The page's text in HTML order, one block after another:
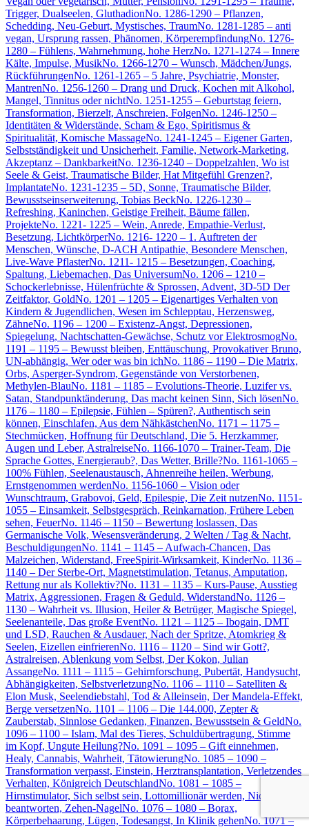
Trigger, Dualseelen, GluthadionNo. 1286-1290 – Pflanzen,
Schedding, Neu-Geburt, Mystisches, TraumNo. 1281-1285 – anti
vegan, Ursprung rassen, Phänomen, KörperempfindungNo. 1276-
1280 – Fühlens, Wahrnehmung, hohe HerzNo. 1271-1274 – Innere
Kälte, Impulse, MusikNo. 1266-1270 – Wunsch, Mädchen/Jungs,
RückführungenNo. 1261-1265 – 5 Jahre, Psychiatrie, Monster,
MantrenNo. 1256-1260 – Drang und Druck, Kochen mit Alkohol,
Mangel, Tinnitus oder nichtNo. 1251-1255 – Geburtstag feiern,
Transformation, Bierzelt, Anschreien, FolgenNo. 1246-1250 –
Identitäten & Widerstände, Scham & Ego, Spiritismus &
Spiritualität, Komische MassageNo. 1241-1245 – Eigener Garten,
Selbstständigkeit und Unsicherheit, Familie, Network-Marketing,
Akzeptanz – DankbarkeitNo. 1236-1240 – Doppelzahlen, Wo ist
Seele & Geist, Traumatische Bilder, Hat Mitgefühl Grenzen?,
ImplantateNo. 1231-1235 – 5D, Sonne, Traumatische Bilder,
Bewusstseinserweiterung, Tobias BeckNo. 1226-1230 –
Refreshing, Kaninchen, Geistige Freiheit, Bäume fällen,
ProjekteNo. 1221- 1225 – Wein, Anrede, Empathie-Verlust,
Besetzung, LichtkörperNo. 1216- 1220 – 1. Auftreten der
Menschen, Wünsche, D-ACH Antipathie, Besondere Menschen,
Live-Wave PflasterNo. 1211- 1215 – Besetzungen, Coaching,
Spaltung, Liebemachen, Das UniversumNo. 1206 – 1210 –
Schockerlebnisse, Hülenfrüchte & Sprossen, Advent, 3D-5D Der
Zeitfaktor, GoldNo. 1201 – 1205 – Eigenartiges Verhalten von
Kindern & Jugendlichen, Wesen im Schlepptau, Herzensweg,
ZähneNo. 1196 – 1200 – Existenz-Angst, Depressionen,
Spiegelung, Nachtschatten-Gewächse, Schutz vor ElektrosmogNo.
1191 – 1195 – Bewusst bleiben, Enttäuschung, Provokativer Bruno,
UN-abhängig, Wer oder was bin ichNo. 1186 – 1190 – Die Matrix,
Orbs, Asperger-Syndrom, Gegenstände von Verstorbenen,
Methylen-BlauNo. 1181 – 1185 – Evolutions-Theorie, Luzifer vs.
Satan, Standpunktänderung, Das macht keinen Sinn, Sich lösenNo.
1176 – 1180 – Epilepsie, Fühlen – Spüren?, Authentisch sein
können, Einschlafen, Aus dem NähkästchenNo. 1171 – 1175 –
Stechmücken, Hoffnung für Deutschland, Die 5. Herzkammer,
Augen und Leber, AstralreiseNo. 1166-1070 – Trainer-Team, Die
Sprache Gottes, Energieraub?, Das Wetter, Brille?No. 1161-1065 –
100% Fühlen, Seelenaustausch, Ahnenreihe heilen, Werbung,
Ernstgenommen werdenNo. 1156-1060 – Vision oder
Wunschtraum, Grabovoi, Geld, Epilespie, Die Zeit nutzenNo. 1151-
1055 – Einsamkeit, Selbstgespräch, Reinkarnation, Frühere Leben
sehen, FeuerNo. 1146 – 1150 – Bewertung loslassen, Das
Germanische Volk, Wesensveränderung, 2 Welten / Tag & Nacht,
BeschuldigungenNo. 1141 – 1145 – Aufwach-Chancen, Das
Malzeichen, Widerstand, FreeSpirit-Wirksamkeit, KinderNo. 1136 –
1140 – Der Sterbe-Ort, Magnetstimulation, Tetanus, Amputation,
Rettung nur als Kollektiv?No. 1131 – 1135 – Kurs-Pause, Ausstieg
Matrix, Aggressionen, Fragen & Geduld, WiderstandNo. 1126 –
1130 – Wahrheit vs. Illusion, Heiler & Betrüger, Magische Spiegel,
Seelenanteile, Das große EventNo. 1121 – 1125 – Ibogain, DMT
und LSD, Rauchen & Ausdauer, Nach der Spritze, Atomkrieg &
Seelen, Eizellen einfrierenNo. 1116 – 1120 – Sind wir Gott?,
Astralreisen, Ablenkung vom Selbst, Der Kokon, Julian
AssangeNo. 1111 – 1115 – Gehirnforschung, Pubertät, Handysucht,
Abhängigkeiten, SelbstverletzungNo. 1106 – 1110 – Satelliten &
Elon Musk, Seelendiebstahl, Tod & Alleinsein, Der Mandela-Effekt,
Berge versetzenNo. 1101 – 1106 – Die 144.000, Zepter &
Zauberstab, Sinnlose Gedanken, Finanzen, Bewusstsein & GeldNo.
1096 – 1100 – Islam, Mal des Tieres, Schuldübertragung, Stimme
im Kopf, Ungute Heilung?No. 1091 – 1095 – Gift einnehmen,
Healy, Cannabis, Wahrheit, TätowierungNo. 1085 – 1090 –
Transformation verpasst, Einstein, Herztransplantation, Verletzendes
Verhalten, Königreich DeutschlandNo. 1081 – 1085 –
Hirnstimulator, Sich selbst sein, Lottomillionär werden, Nicht
beantworten, Zehen-NagelNo. 1076 – 1080 – Borax,
Körperbehaarung, Lügen, Todesangst, In Klinik gehenNo. 1071 –